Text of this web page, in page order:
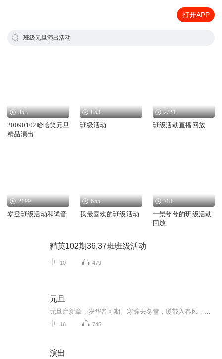
打开APP
班级元旦演出活动
353
20090102哈哈笑元旦
精品演出
853
班级活动
2721
班级活动直播回放
2199
攀登班级活动和试音
655
我最喜欢的班级活动
718
一景兮兮的班级活动
回放
精英102期36,37班班级活动
10 479
元旦
16 745
演出